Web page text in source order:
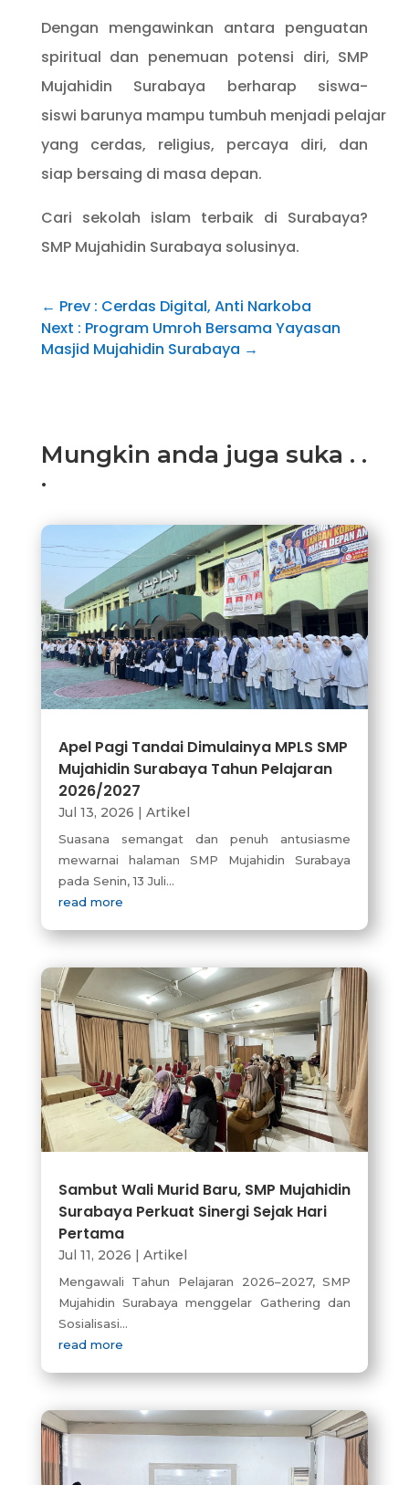
Dengan mengawinkan antara penguatan
spiritual dan penemuan potensi diri, SMP
Mujahidin Surabaya berharap siswa-
siswi barunya mampu tumbuh menjadi pelajar
yang cerdas, religius, percaya diri, dan
siap bersaing di masa depan.
Cari sekolah islam terbaik di Surabaya?
SMP Mujahidin Surabaya solusinya.
← Prev : Cerdas Digital, Anti Narkoba
Next : Program Umroh Bersama Yayasan
Masjid Mujahidin Surabaya →
Mungkin anda juga suka . .
.
Apel Pagi Tandai Dimulainya MPLS SMP
Mujahidin Surabaya Tahun Pelajaran
2026/2027
Jul 13, 2026 | Artikel
Suasana semangat dan penuh antusiasme
mewarnai halaman SMP Mujahidin Surabaya
pada Senin, 13 Juli...
read more
Sambut Wali Murid Baru, SMP Mujahidin
Surabaya Perkuat Sinergi Sejak Hari
Pertama
Jul 11, 2026 | Artikel
Mengawali Tahun Pelajaran 2026–2027, SMP
Mujahidin Surabaya menggelar Gathering dan
Sosialisasi...
read more